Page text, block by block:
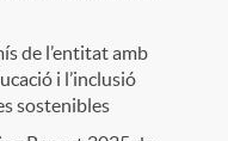
de l’entitat amb
i l’inclusió
sostenibles